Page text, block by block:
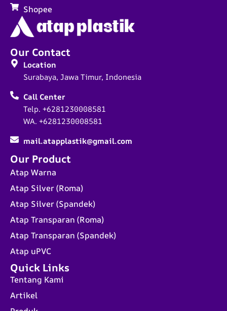
Quick Links
Tentang Kami
Artikel
Our Product
Atap Warna
Atap Silver (Roma)
Atap Silver (Spandek)
Atap Transparan (Roma)
Atap Transparan (Spandek)
Atap uPVC
Our Contact
Location
Surabaya, Jawa Timur, Indonesia
Call Center
Telp. +6281230008581
WA. +6281230008581
mail.atapplastik@gmail.com
Shopee